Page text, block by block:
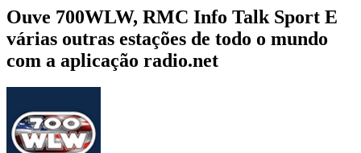
Ouve 700WLW, RMC Info Talk Sport E
várias outras estações de todo o mundo
com a aplicação radio.net